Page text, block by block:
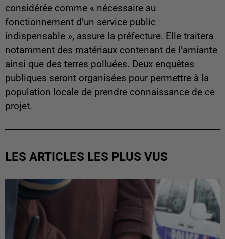
considérée comme « nécessaire au
fonctionnement d’un service public
indispensable », assure la préfecture. Elle traitera
notamment des matériaux contenant de l’amiante
ainsi que des terres polluées. Deux enquêtes
publiques seront organisées pour permettre à la
population locale de prendre connaissance de ce
projet.
LES ARTICLES LES PLUS VUS